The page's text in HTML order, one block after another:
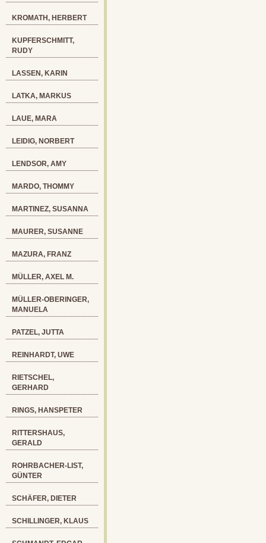
KROMATH, HERBERT
KUPFERSCHMITT,
RUDY
LASSEN, KARIN
LATKA, MARKUS
LAUE, MARA
LEIDIG, NORBERT
LENDSOR, AMY
MARDO, THOMMY
MARTINEZ, SUSANNA
MAURER, SUSANNE
MAZURA, FRANZ
MÜLLER, AXEL M.
MÜLLER-OBERINGER,
MANUELA
PATZEL, JUTTA
REINHARDT, UWE
RIETSCHEL,
GERHARD
RINGS, HANSPETER
RITTERSHAUS,
GERALD
ROHRBACHER-LIST,
GÜNTER
SCHÄFER, DIETER
SCHILLINGER, KLAUS